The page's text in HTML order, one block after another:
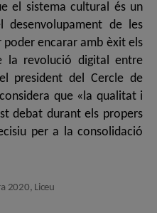
el sistema cultural és un
desenvolupament de les
encarar amb èxit els
la revolució digital entre
president del Cercle de
que «la qualitat i
debat durant els propers
per a la consolidació
2020, Liceu